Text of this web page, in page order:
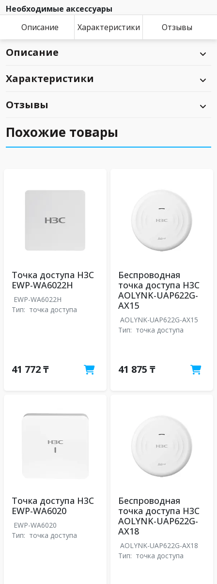
Необходимые аксессуары
Описание
Характеристики Отзывы
Описание
Характеристики
Отзывы
Похожие товары
Точка доступа H3C
EWP-WA6022H
EWP-WA6022H
Тип: точка доступа
41 772 ₸
Беспроводная
точка доступа H3C
AOLYNK-UAP622G-
AX15
AOLYNK-UAP622G-AX15
Тип: точка доступа
41 875 ₸
Точка доступа H3C
EWP-WA6020
EWP-WA6020
Тип: точка доступа
Беспроводная
точка доступа H3C
AOLYNK-UAP622G-
AX18
AOLYNK-UAP622G-AX18
Тип: точка доступа